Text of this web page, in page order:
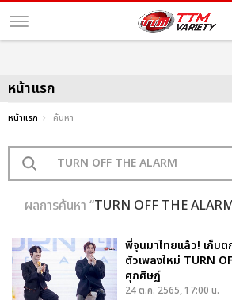
หน้าแรก
หน้าแรก ค้นหา
ผลการค้นหา “TURN OFF THE
พี่จุนมาไทยแล้ว! เก็บต
ตัวเพลงใหม่ TURN
ศุภศิษฏ์
24 ต.ค. 2565, 17:00 น.